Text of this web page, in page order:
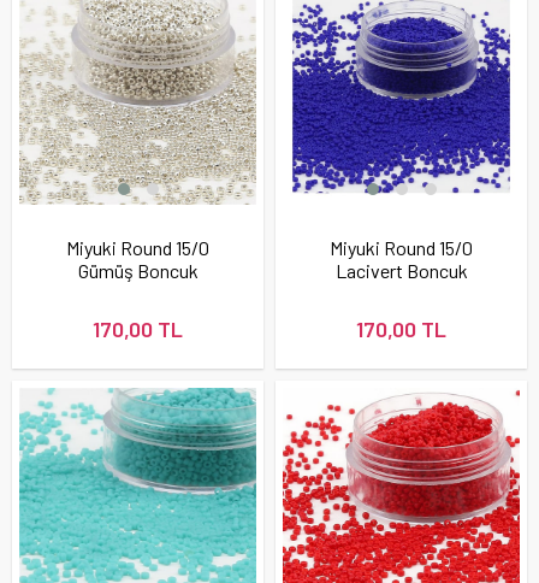
Miyuki Round 15/0
Gümüş Boncuk
170,00 TL
Miyuki Round 15/0
Lacivert Boncuk
170,00 TL